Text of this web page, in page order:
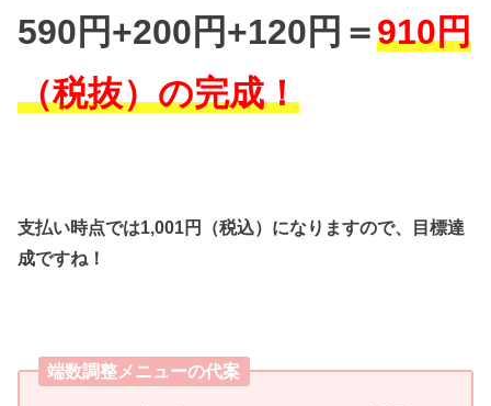
590円+200円+120円＝910円
（税抜）の完成！
支払い時点では1,001円（税込）になりますので、目標達
成ですね！
端数調整メニューの代案